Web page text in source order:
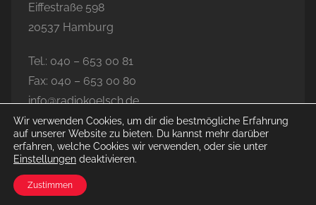
Eiffestraße 598
20537 Hamburg
Tel.: 040 – 653 00 81
Fax: 040 – 653 00 80
info@radiokoelsch.de
© 2026 Radio Kölsch Hamburg
Wir verwenden Cookies, um dir die bestmögliche Erfahrung
auf unserer Website zu bieten. Du kannst mehr darüber
erfahren, welche Cookies wir verwenden, oder sie unter
Einstellungen deaktivieren.
Zustimmen